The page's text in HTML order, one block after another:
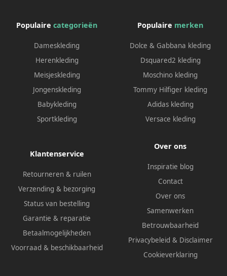
Populaire categorieën
Dameskleding
Herenkleding
Meisjeskleding
Jongenskleding
Babykleding
Sportkleding
Populaire merken
Dolce & Gabbana kleding
Dsquared2 kleding
Moschino kleding
Tommy Hilfiger kleding
Adidas kleding
Versace kleding
Klantenservice
Retourneren & ruilen
Verzending & bezorging
Status van bestelling
Garantie & reparatie
Betaalmogelijkheden
Voorraad & beschikbaarheid
Over ons
Inspiratie blog
Contact
Over ons
Samenwerken
Betrouwbaarheid
Privacybeleid & Disclaimer
Cookieverklaring